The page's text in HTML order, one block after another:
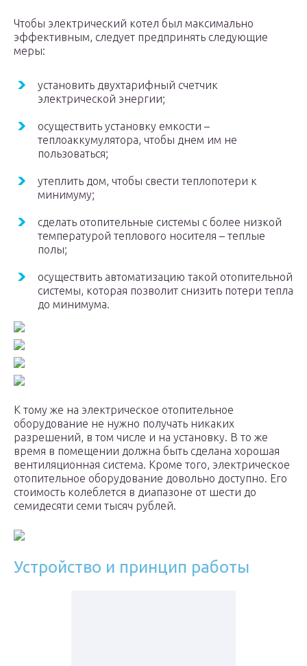
Чтобы электрический котел был максимально
эффективным, следует предпринять следующие
меры:
установить двухтарифный счетчик
электрической энергии;
осуществить установку емкости –
теплоаккумулятора, чтобы днем им не
пользоваться;
утеплить дом, чтобы свести теплопотери к
минимуму;
сделать отопительные системы с более низкой
температурой теплового носителя – теплые
полы;
осуществить автоматизацию такой отопительной
системы, которая позволит снизить потери тепла
до минимума.
К тому же на электрическое отопительное
оборудование не нужно получать никаких
разрешений, в том числе и на установку. В то же
время в помещении должна быть сделана хорошая
вентиляционная система. Кроме того, электрическое
отопительное оборудование довольно доступно. Его
стоимость колеблется в диапазоне от шести до
семидесяти семи тысяч рублей.
Устройство и принцип работы